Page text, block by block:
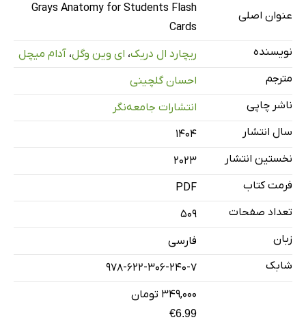
فصل 6- اندام تحتانی
فصل 9- آناتومی سطحی
فصل 10- دستگاه عصبی
فصل 11- تصویربرداری
عنوان اصلی
Grays Anatomy for Students Flash
Cards
نویسنده
ریچارد ال دریک، ای وین وگل، آدام میچل
مترجم
احسان گلچینی
ناشر چاپی
انتشارات جامعه‌نگر
سال انتشار
۱۴۰۴
نخستین انتشار
2023
فرمت کتاب
PDF
تعداد صفحات
509
زبان
فارسی
شابک
978-622-306-240-7
۳۴۹,۰۰۰ تومان
€6.99